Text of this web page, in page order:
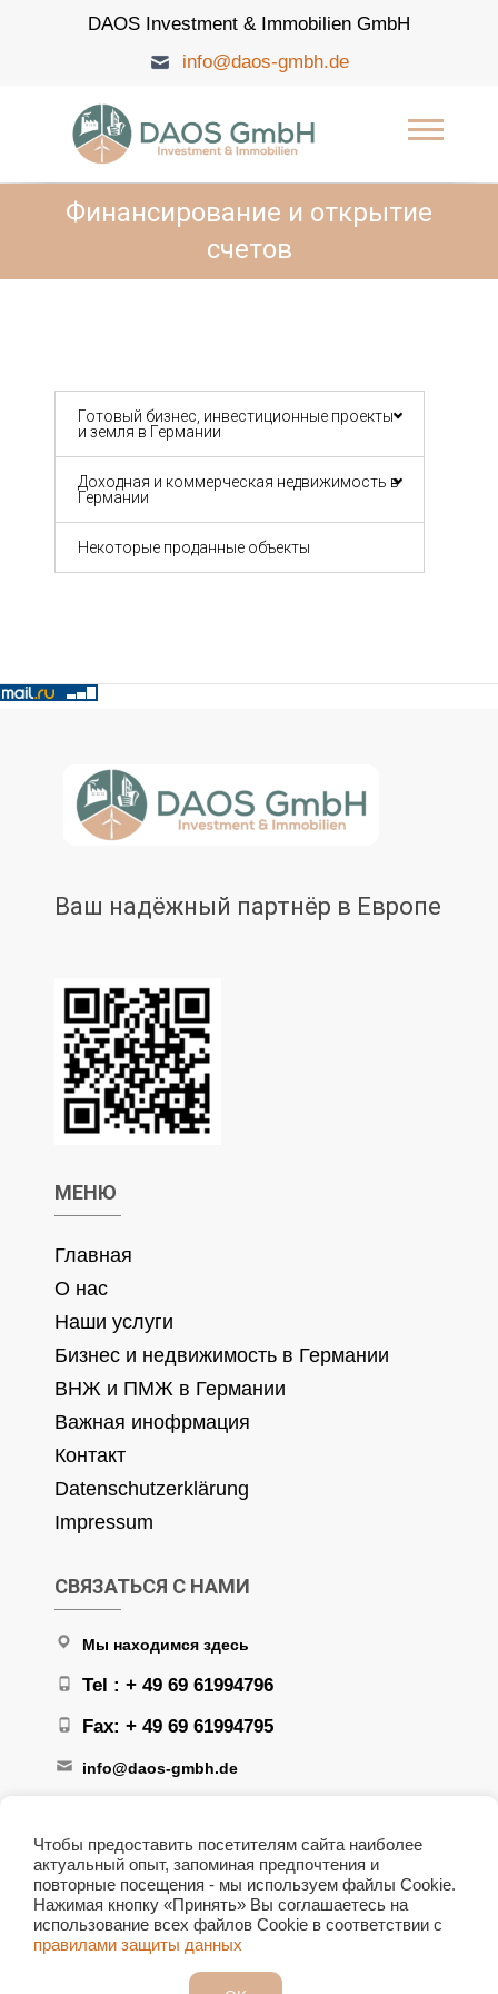
DAOS Investment & Immobilien GmbH
info@daos-gmbh.de
DAOS Investment &
Immobilien GmbH
Финансирование и открытие
счетов
Готовый бизнес, инвестиционные проекты
и земля в Германии
Доходная и коммерческая недвижимость в
Германии
Некоторые проданные объекты
Ваш надёжный партнёр в Европе
МЕНЮ
Главная
О нас
Наши услуги
Бизнес и недвижимость в Германии
ВНЖ и ПМЖ в Германии
Важная инофрмация
Контакт
Datenschutzerklärung
Impressum
СВЯЗАТЬСЯ С НАМИ
Мы находимся здесь
Tel : + 49 69 61994796
Fax: + 49 69 61994795
info@daos-gmbh.de
+ 49 172 6166708
Чтобы предоставить посетителям сайта наиболее
актуальный опыт, запоминая предпочтения и
повторные посещения - мы используем файлы Cookie.
Нажимая кнопку «Принять» Вы соглашаетесь на
использование всех файлов Сookie в соответствии с
правилами защиты данных